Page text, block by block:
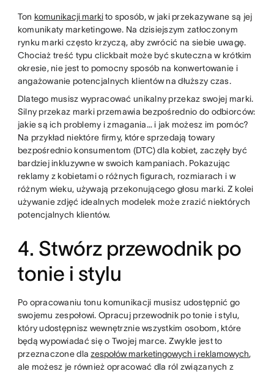
Ton komunikacji markito sposób, w jaki przekazywane są jej
komunikaty marketingowe. Na dzisiejszym zatłoczonym
rynku marki często krzyczą, aby zwrócić na siebie uwagę.
Chociaż treść typu clickbait może być skuteczna w krótkim
okresie, nie jest to pomocny sposób na konwertowanie i
angażowanie potencjalnych klientów na dłuższy czas.
Dlatego musisz wypracować unikalny przekaz swojej marki.
Silny przekaz marki przemawia bezpośrednio do odbiorców:
jakie są ich problemy i zmagania… i jak możesz im pomóc?
Na przykład niektóre firmy, które sprzedają towary
bezpośrednio konsumentom (DTC) dla kobiet, zaczęły być
bardziej inkluzywne w swoich kampaniach. Pokazując
reklamy z kobietami o różnych figurach, rozmiarach i w
różnym wieku, używają przekonującego głosu marki. Z kolei
używanie zdjęć idealnych modelek może zrazić niektórych
potencjalnych klientów.
4. Stwórz przewodnik po
tonie i stylu
Po opracowaniu tonu komunikacji musisz udostępnić go
swojemu zespołowi. Opracuj przewodnik po tonie i stylu,
który udostępnisz wewnętrznie wszystkim osobom, które
będą wypowiadać się o Twojej marce. Zwykle jest to
przeznaczone dlazespołów marketingowych i reklamowych,
ale możesz je również opracować dla ról związanych z